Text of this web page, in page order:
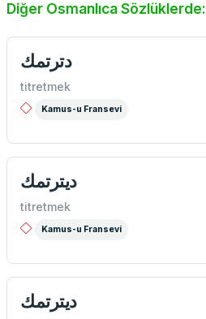
Diğer Osmanlıca Sözlüklerde:
دترتمك
titretmek
Kamus-u Fransevi
ديترتمك
titretmek
Kamus-u Fransevi
ديترتمك